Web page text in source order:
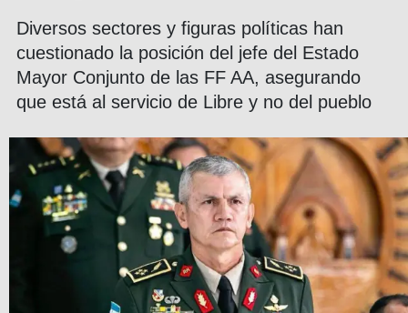
Diversos sectores y figuras políticas han
cuestionado la posición del jefe del Estado
Mayor Conjunto de las FF AA, asegurando
que está al servicio de Libre y no del pueblo